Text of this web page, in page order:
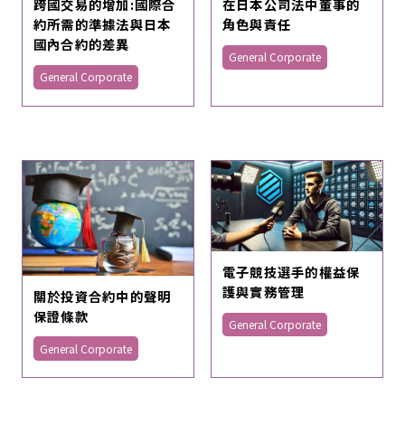
跨國交易的增加:國際合
約所需的準據法與日本
國內合約的差異
General Corporate
在日本公司法中董事的
角色與責任
General Corporate
關於投資合約中的聲明
保證條款
General Corporate
電子競技選手的權益保
護與實務管理
General Corporate